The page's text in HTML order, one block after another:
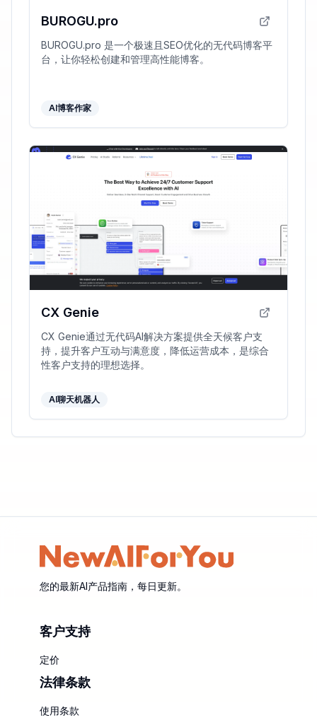
BUROGU.pro
BUROGU.pro 是一个极速且SEO优化的无代码博客平
台，让你轻松创建和管理高性能博客。
AI博客作家
CX Genie
CX Genie通过无代码AI解决方案提供全天候客户支
持，提升客户互动与满意度，降低运营成本，是综合
性客户支持的理想选择。
AI聊天机器人
您的最新AI产品指南，每日更新。
客户支持
定价
法律条款
使用条款